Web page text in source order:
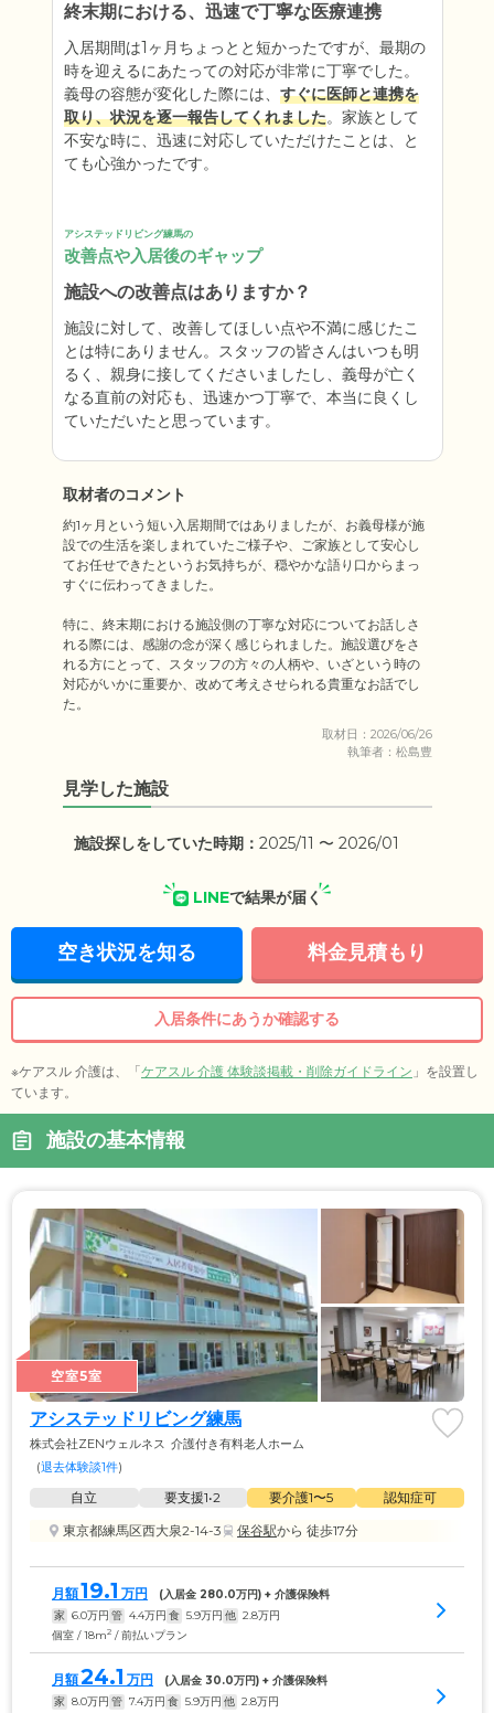
終末期における、迅速で丁寧な医療連携
入居期間は1ヶ月ちょっとと短かったですが、最期の
時を迎えるにあたっての対応が非常に丁寧でした。
義母の容態が変化した際には、 すぐに医師と連携を
取り、状況を逐一報告してくれました。家族として
不安な時に、迅速に対応していただけたことは、と
ても心強かったです。
アシステッドリビング練馬の
改善点や入居後のギャップ
施設への改善点はありますか？
施設に対して、改善してほしい点や不満に感じたこ
とは特にありません。スタッフの皆さんはいつも明
るく、親身に接してくださいましたし、義母が亡く
なる直前の対応も、迅速かつ丁寧で、本当に良くし
ていただいたと思っています。
取材者のコメント
約1ヶ月という短い入居期間ではありましたが、お義母様が施
設での生活を楽しまれていたご様子や、ご家族として安心し
てお任せできたというお気持ちが、穏やかな語り口からまっ
すぐに伝わってきました。
特に、終末期における施設側の丁寧な対応についてお話しさ
れる際には、感謝の念が深く感じられました。施設選びをさ
れる方にとって、スタッフの方々の人柄や、いざという時の
対応がいかに重要か、改めて考えさせられる貴重なお話でし
た。
取材日：2026/06/26
執筆者：松島豊
見学した施設
施設探しをしていた時期： 2025/11 〜 2026/01
LINEで結果が届く
空き状況を知る 料金見積もり
入居条件にあうか確認する
※ケアスル 介護は、「ケアスル 介護 体験談掲載・削除ガイドライン 」を設置し
ています。
施設の基本情報
空室5室
アシステッドリビング練馬
株式会社ZENウェルネス 介護付き有料老人ホーム
(退去体験談1件)
自立 要支援1•2 要介護1〜5
認知症可
東京都練馬区西大泉2-14-3
保谷駅から 徒歩17分
月額19.1 万円 (入居金 280.0万円) + 介護保険料
家 6.0万円 管 4.4万円 食 5.9万円 他 2.8万円
個室 / 18m2 / 前払いプラン
月額24.1 万円 (入居金 30.0万円) + 介護保険料
家 8.0万円 管 7.4万円 食 5.9万円 他 2.8万円